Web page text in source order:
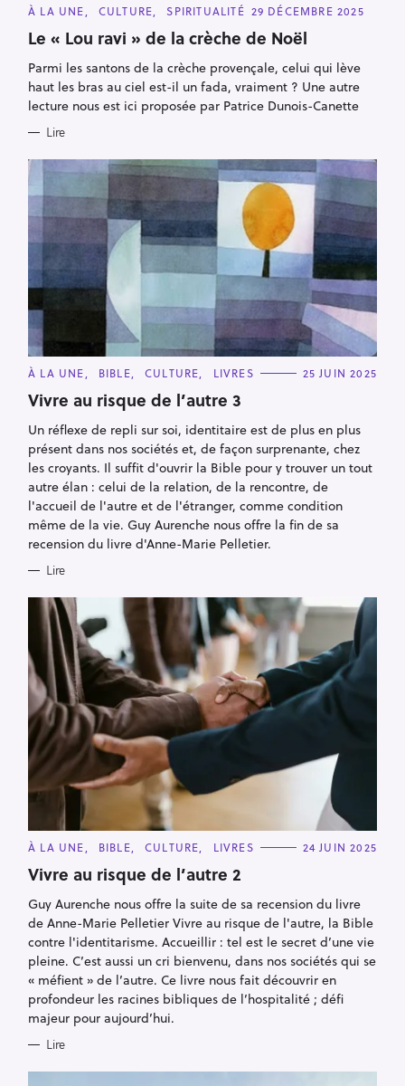
C
T
E
O
R
I
E
S
À LA UNE CULTURE SPIRITUALITÉ 29 DÉCEMBRE 2025
Le « Lou ravi » de la crèche de Noël
Parmi les santons de la crèche provençale, celui qui lève
haut les bras au ciel est-il un fada, vraiment ? Une autre
lecture nous est ici proposée par Patrice Dunois-Canette
Lire
C
T
E
O
I
E
S
À LA UNE BIBLE CULTURE LIVRES 25 JUIN 2025
Vivre au risque de l’autre 3
Un réflexe de repli sur soi, identitaire est de plus en plus
présent dans nos sociétés et, de façon surprenante, chez
les croyants. Il suffit d'ouvrir la Bible pour y trouver un tout
autre élan : celui de la relation, de la rencontre, de
l'accueil de l'autre et de l'étranger, comme condition
même de la vie. Guy Aurenche nous offre la fin de sa
recension du livre d'Anne-Marie Pelletier.
Lire
C
T
E
O
R
I
E
S
À LA UNE BIBLE CULTURE LIVRES 24 JUIN 2025
Vivre au risque de l’autre 2
Guy Aurenche nous offre la suite de sa recension du livre
de Anne-Marie Pelletier Vivre au risque de l'autre, la Bible
contre l'identitarisme. Accueillir : tel est le secret d’une vie
pleine. C’est aussi un cri bienvenu, dans nos sociétés qui se
« méfient » de l’autre. Ce livre nous fait découvrir en
profondeur les racines bibliques de l’hospitalité ; défi
majeur pour aujourd’hui.
Lire
R
e
c
h
e
r
c
h
e